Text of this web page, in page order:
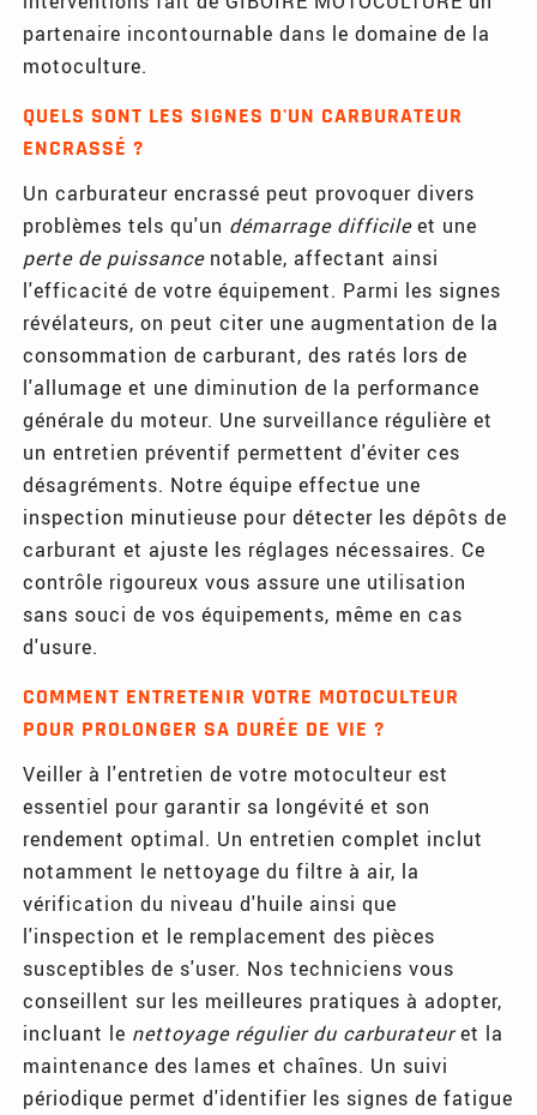
partenaire incontournable dans le domaine de la
motoculture.
QUELS SONT LES SIGNES D'UN CARBURATEUR
ENCRASSÉ ?
Un carburateur encrassé peut provoquer divers
problèmes tels qu'un démarrage difficileet une
perte de puissancenotable, affectant ainsi
l'efficacité de votre équipement. Parmi les signes
révélateurs, on peut citer une augmentation de la
consommation de carburant, des ratés lors de
l'allumage et une diminution de la performance
générale du moteur. Une surveillance régulière et
un entretien préventif permettent d'éviter ces
désagréments. Notre équipe effectue une
inspection minutieuse pour détecter les dépôts de
carburant et ajuste les réglages nécessaires. Ce
contrôle rigoureux vous assure une utilisation
sans souci de vos équipements, même en cas
d'usure.
COMMENT ENTRETENIR VOTRE MOTOCULTEUR
POUR PROLONGER SA DURÉE DE VIE ?
Veiller à l'entretien de votre motoculteur est
essentiel pour garantir sa longévité et son
rendement optimal. Un entretien complet inclut
notamment le nettoyage du filtre à air, la
vérification du niveau d'huile ainsi que
l'inspection et le remplacement des pièces
susceptibles de s'user. Nos techniciens vous
conseillent sur les meilleures pratiques à adopter,
incluant le nettoyage régulier du carburateuret la
maintenance des lames et chaînes. Un suivi
périodique permet d'identifier les signes de fatigue